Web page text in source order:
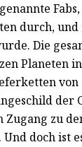
durch,
Die
Planeten
der
zu
doch ist